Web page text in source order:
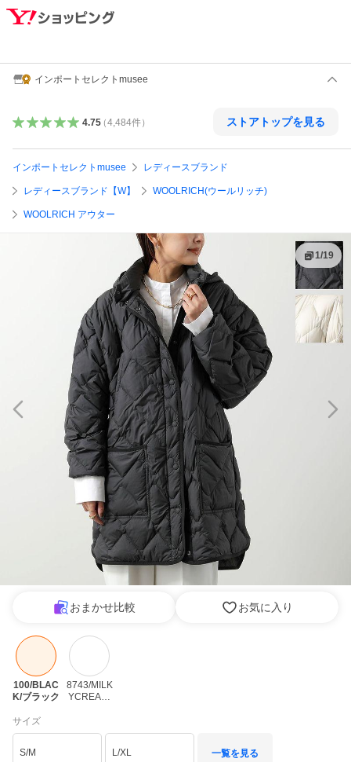
インポートセレクトmusee
4.75（4,484件） ストアトップを見る
インポートセレクトmusee レディースブランド
レディースブランド【W】 WOOLRICH(ウールリッチ)
WOOLRICH アウター
1/19
おまかせ比較 お気に入り
100/BLAC
K/ブラック
8743/MILK
YCREAM/
サイズ
S/M L/XL 一覧を見る